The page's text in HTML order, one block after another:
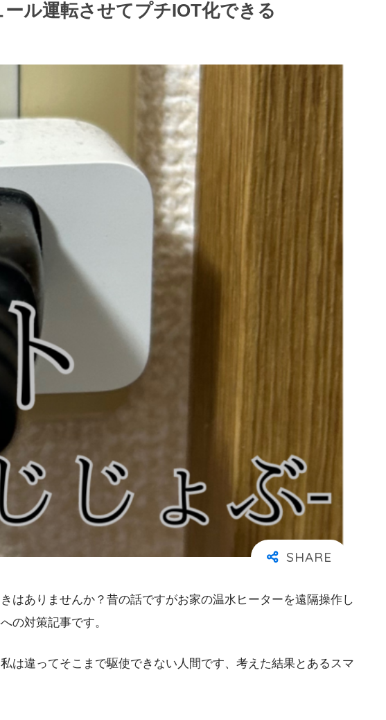
ル運転させてプチIOT化できる
はありませんか？昔の話ですがお家の温水ヒーターを遠隔操作し
の対策記事です。
は違ってそこまで駆使できない人間です、考えた結果とあるスマ